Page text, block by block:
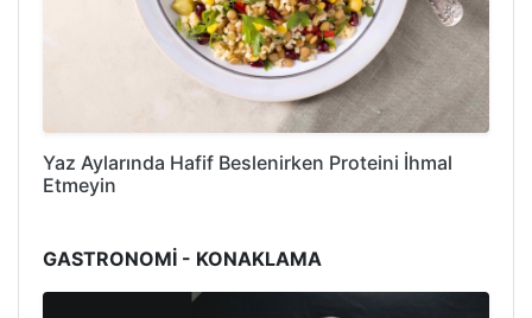
Yaz Aylarında Hafif Beslenirken Proteini İhmal
Etmeyin
GASTRONOMİ - KONAKLAMA